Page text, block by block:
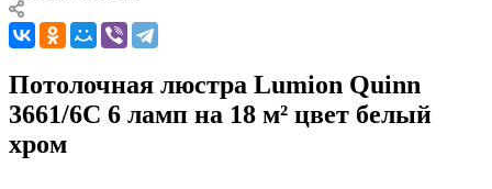
Потолочная люстра Lumion Quinn
3661/6C 6 ламп на 18 м² цвет белый
хром